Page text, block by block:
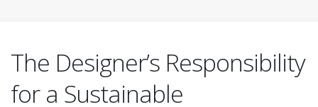
The Designer’s Responsibility
for a Sustainable